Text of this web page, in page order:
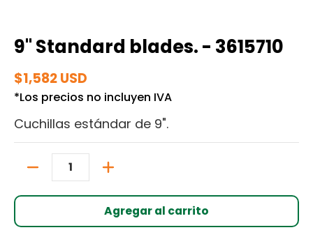
9" Standard blades. - 3615710
$1,582 USD
*Los precios no incluyen IVA
Cuchillas estándar de 9".
Agregar al carrito